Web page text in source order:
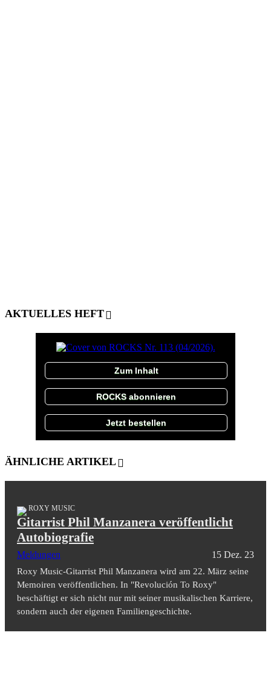
AKTUELLES HEFT
Zum Inhalt
ROCKS abonnieren
Jetzt bestellen
ÄHNLICHE ARTIKEL
ROXY MUSIC
Gitarrist Phil Manzanera veröffentlicht
Autobiografie
Meldungen 15 Dez. 23
Roxy Music-Gitarrist Phil Manzanera wird am 22. März seine
Memoiren veröffentlichen. In "Revolución To Roxy"
beschäftigt er sich nicht nur mit seiner musikalischen Karriere,
sondern auch der eigenen Familiengeschichte.